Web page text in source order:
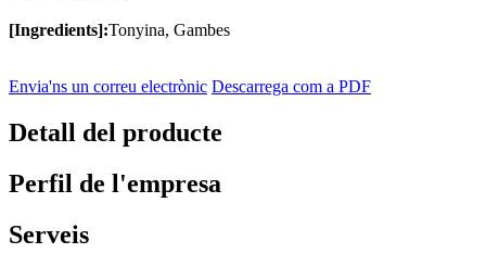
[Ingredients]:Tonyina, Gambes
Envia'ns un correu electrònic Descarrega com a PDF
Detall del producte
Perfil de l'empresa
Serveis